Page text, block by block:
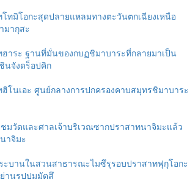
ทมิโอกะสุดปลายแหลมทางตะวันตกเฉียงเหนือ
มากุสะ
าระ ฐานที่มั่นของกบฏชิมาบาระที่กลายมาเป็น
นจังดร็อปคิก
โนเอะ ศูนย์กลางการปกครองคาบสมุทรชิมาบาระ
ชมวัดและศาลเจ้าบริเวณซากปราสาทนาจิมะแล้ว
าจิมะ
ะบานในสวนสาธารณะไมซึรุรอบปราสาทฟุกุโอกะ
านรปปมมัตสึ